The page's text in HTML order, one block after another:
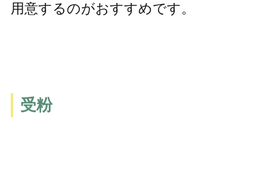
用意するのがおすすめです。
受粉